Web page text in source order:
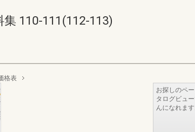
110-111(112-113)
格表
お探しのペ
タログビュ
んになれます